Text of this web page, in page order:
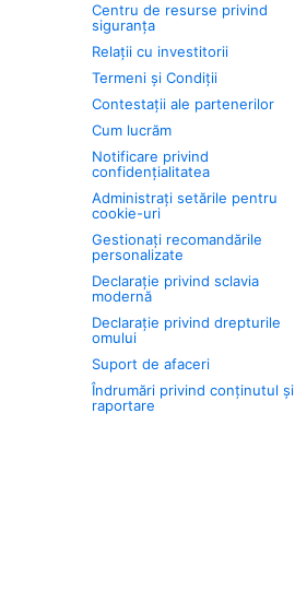
Centru de resurse privind
siguranța
Relații cu investitorii
Termeni și Condiții
Contestații ale partenerilor
Cum lucrăm
Notificare privind
confidențialitatea
Administrați setările pentru
cookie-uri
Gestionați recomandările
personalizate
Declarație privind sclavia
modernă
Declarație privind drepturile
omului
Suport de afaceri
Îndrumări privind conținutul și
raportare